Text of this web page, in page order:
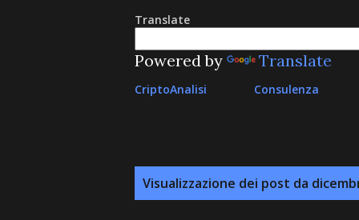
Translate
Powered by Translate
CriptoAnalisi Consulenza
Visualizzazione dei post da